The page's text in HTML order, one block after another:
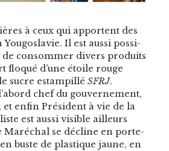
à ceux qui appor­tent des
Yougoslavie. Il est aus­si pos­si­
de con­som­mer divers pro­duits
flo­qué d’une étoile rouge
sucre estampil­léSFRJ.
chef du gou­verne­ment,
et enfin Prési­dent à vie de la
est aus­si vis­i­ble ailleurs
Maréchal se décline en porte-
buste de plas­tique jaune, en